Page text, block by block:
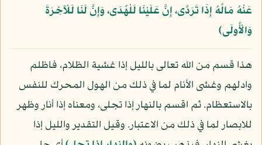
عَنْهُ مَالُهُ إِذَا تَرَدَّى، إِنَّ عَلَيْنَا لَلْهُدَى، وَإِنَّ لَنَا لَلْآخِرَةَ
وَالْأُولَى﴾
هذا قسم من الله تعالى بالليل إذا غشية الظلام، فاظلم
وادلهم وغشى الأنام لما في ذلك من الهول المحرك للنفس
بالاستعظام. ثم اقسم بالنهار إذا تجلى، ومعناه إذا أنار وظهر
للابصار لما في ذلك من الاعتبار. وقيل التقدير والليل إذا